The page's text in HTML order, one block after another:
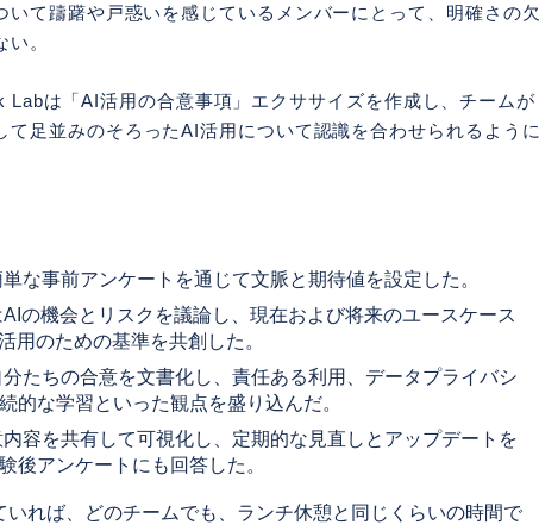
て躊躇や戸惑いを感じているメンバーにとって、明確さの欠
。
Labは「AI活用の合意事項」エクササイズを作成し、チームが
足並みのそろったAI活用について認識を合わせられるように
な事前アンケートを通じて文脈と期待値を設定した。
の機会とリスクを議論し、現在および将来のユースケース
用のための基準を共創した。
分たちの合意を文書化し、責任ある利用、データプライバシ
的な学習といった観点を盛り込んだ。
容を共有して可視化し、定期的な見直しとアップデートを
後アンケートにも回答した。
れば、どのチームでも、ランチ休憩と同じくらいの時間で